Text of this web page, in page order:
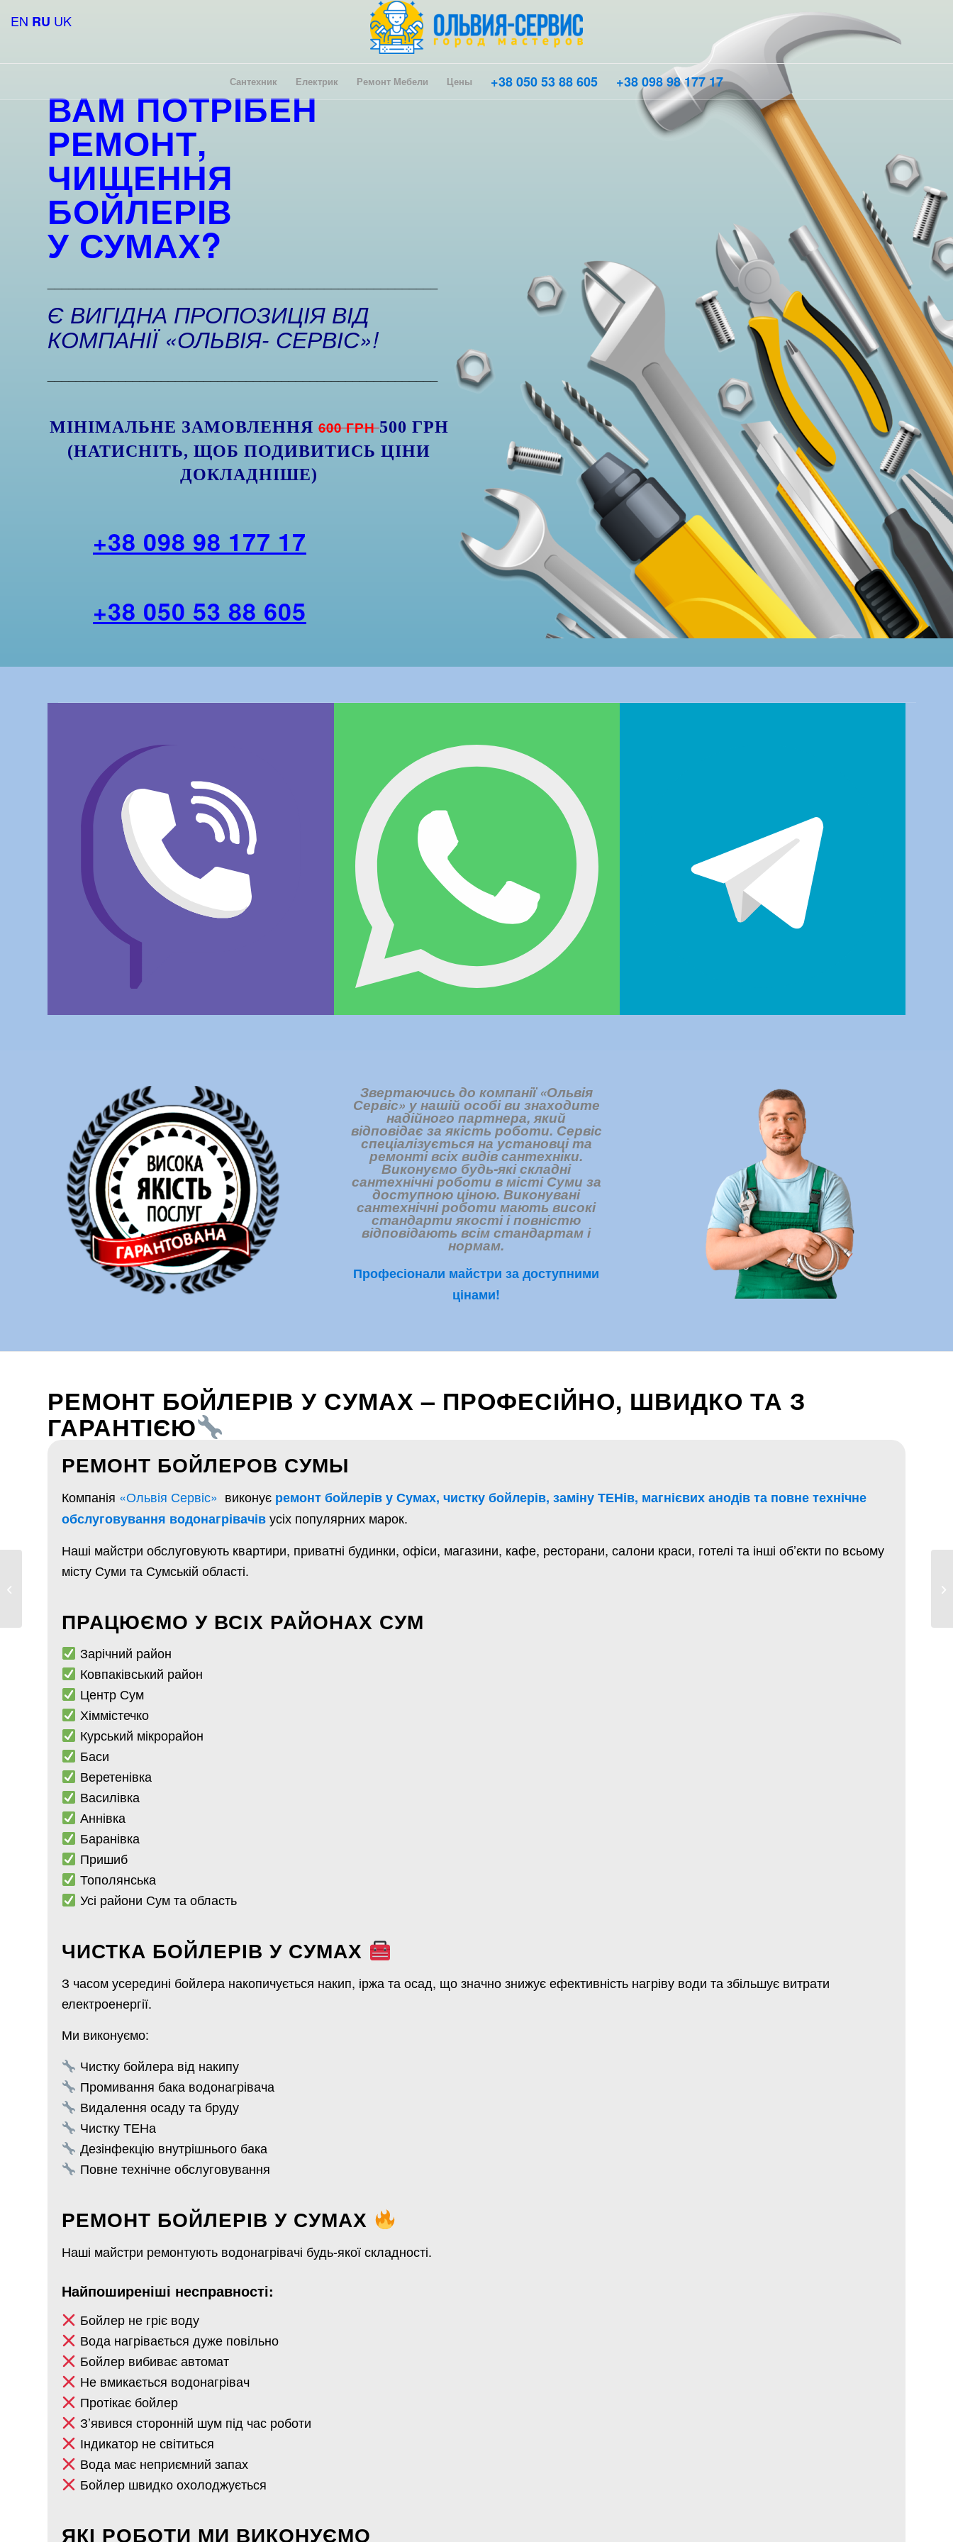
Сантехник Електрик Ремонт Мебели Цены +38 050 53 88 605 +38 098 98 177 17
ВАМ ПОТРІБЕН
РЕМОНТ,
ЧИЩЕННЯ
БОЙЛЕРІВ
У СУМАХ?
Є ВИГІДНА ПРОПОЗИЦІЯ ВІД
КОМПАНІЇ «ОЛЬВІЯ- СЕРВІС»!
МІНІМАЛЬНЕ ЗАМОВЛЕННЯ600 ГРН500 ГРН
(НАТИСНІТЬ, ЩОБ ПОДИВИТИСЬ ЦІНИ
ДОКЛАДНІШЕ)
+38 098 98 177 17
+38 050 53 88 605
Звертаючись до компанії «Ольвія
Сервіс» у нашій особі ви знаходите
надійного партнера, який
відповідає за якість роботи. Сервіс
спеціалізується на установці та
ремонті всіх видів сантехніки.
Виконуємо будь-які складні
сантехнічні роботи в місті Суми за
доступною ціною. Виконувані
сантехнічні роботи мають високі
стандарти якості і повністю
відповідають всім стандартам і
нормам.
Професіонали майстри за доступними
цінами!
РЕМОНТ БОЙЛЕРІВ У СУМАХ – ПРОФЕСІЙНО, ШВИДКО ТА З
ГАРАНТІЄЮ
РЕМОНТ БОЙЛЕРОВ СУМЫ
Компанія «Ольвія Сервіс» виконує ремонт бойлерів у Сумах, чистку бойлерів, заміну ТЕНів, магнієвих анодів та повне технічне
обслуговування водонагрівачівусіх популярних марок.
Наші майстри обслуговують квартири, приватні будинки, офіси, магазини, кафе, ресторани, салони краси, готелі та інші об’єкти по всьому
місту Суми та Сумській області.
ПРАЦЮЄМО У ВСІХ РАЙОНАХ СУМ
Зарічний район
Ковпаківський район
Центр Сум
Хіммістечко
Курський мікрорайон
Баси
Веретенівка
Василівка
Аннівка
Баранівка
Пришиб
Тополянська
Усі райони Сум та область
ЧИСТКА БОЙЛЕРІВ У СУМАХ
З часом усередині бойлера накопичується накип, іржа та осад, що значно знижує ефективність нагріву води та збільшує витрати
електроенергії.
Ми виконуємо:
Чистку бойлера від накипу
Промивання бака водонагрівача
Видалення осаду та бруду
Чистку ТЕНа
Дезінфекцію внутрішнього бака
Повне технічне обслуговування
РЕМОНТ БОЙЛЕРІВ У СУМАХ
Наші майстри ремонтують водонагрівачі будь-якої складності.
Найпоширеніші несправності:
Бойлер не гріє воду
Вода нагрівається дуже повільно
Бойлер вибиває автомат
Не вмикається водонагрівач
Протікає бойлер
З’явився сторонній шум під час роботи
Індикатор не світиться
Вода має неприємний запах
Бойлер швидко охолоджується
ЯКІ РОБОТИ МИ ВИКОНУЄМО
Ремонт сантехники в
EN RU UK